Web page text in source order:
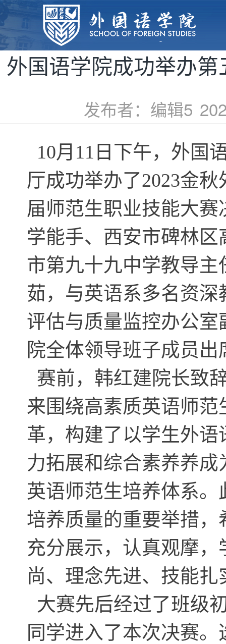
您当前的位置： 首页 >> 学子风采 >> 正文
外国语学院成功举办
发布者：编辑5
10月11日下午，外国
厅成功举办了2023金
届师范生职业技能大
学能手、西安市碑林
市第九十九中学教导
茹，与英语系多名资
评估与质量监控办公
院全体领导班子成员
赛前，韩红建院长致
来围绕高素质英语师
革，构建了以学生外
力拓展和综合素养养成
英语师范生培养体系
培养质量的重要举措
充分展示，认真观摩
尚、理念先进、技能
大赛先后经过了班级
同学进入了本次决赛